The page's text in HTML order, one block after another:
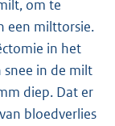
om te
een milttorsie.
in het
snee in de milt
diep. Dat er
bloedverlies